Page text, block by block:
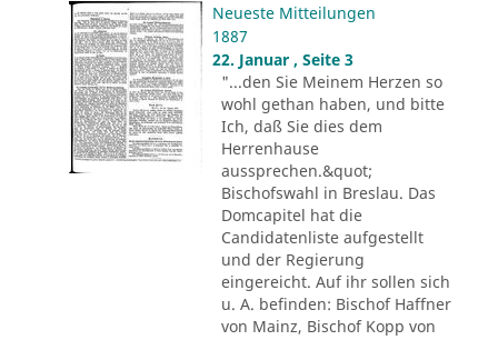
Neueste Mitteilungen
1887
22. Januar , Seite 3
"...den Sie Meinem Herzen so
wohl gethan haben, und bitte
Ich, daß Sie dies dem
Herrenhause
aussprechen.&quot;
Bischofswahl in Breslau. Das
Domcapitel hat die
Candidatenliste aufgestellt
und der Regierung
eingereicht. Auf ihr sollen sich
u. A. befinden: Bischof Haffner
von Mainz, Bischof Kopp von